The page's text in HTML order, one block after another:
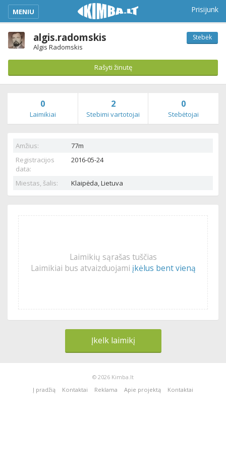
kimba_base_header_mobile_menu_toggle
MENIU Prisijunk
algis.radomskis
Algis Radomskis
Stebėk
Rašyti žinutę
0
Laimikiai
2
Stebimi vartotojai
0
Stebėtojai
Amžius:
77m
Registracijos
data:
2016-05-24
Miestas, šalis: Klaipėda,Lietuva
Laimikių sąrašas tuščias
Laimikiai bus atvaizduojami įkėlus bent vieną
Įkelk laimikį
© 2026 Kimba.lt
Į pradžią
Kontaktai Reklama Apie projektą Kontaktai